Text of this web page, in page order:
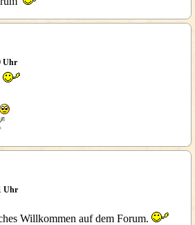
Uhr
Uhr
Willkommen auf dem Forum.